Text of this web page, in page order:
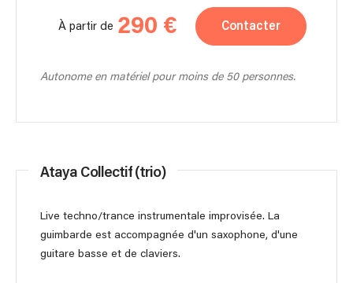
À partir de 290 € Contacter
Autonome en matériel pour moins de 50 personnes.
Ataya Collectif (trio)
Live techno/trance instrumentale improvisée. La
guimbarde est accompagnée d'un saxophone, d'une
guitare basse et de claviers.